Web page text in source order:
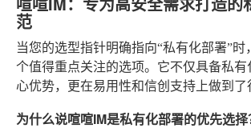
范
当您的选型指针明确指向“私有化部署”
个值得重点关注的选项。它不仅具备私
心优势，更在易用性和信创支持上做到了
为什么说喧喧IM是私有化部署的优先选择